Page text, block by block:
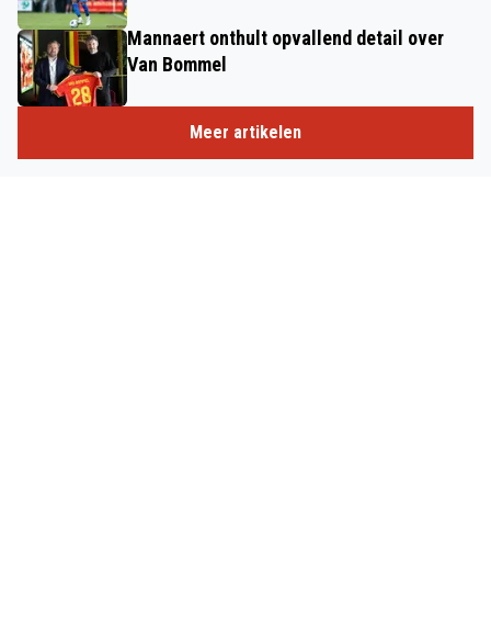
Mannaert onthult opvallend detail over
Van Bommel
Meer artikelen